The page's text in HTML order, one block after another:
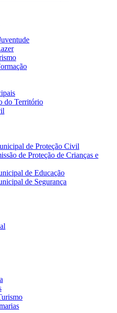
do Território
de Proteção Civil
de Proteção de Crianças e
de Educação
de Segurança